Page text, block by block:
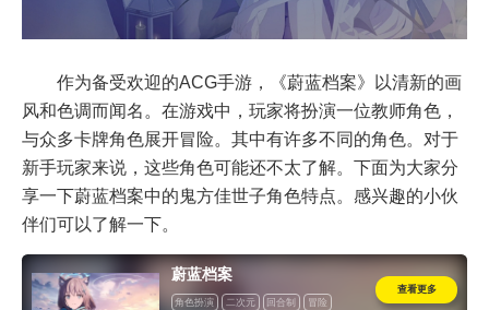
作为备受欢迎的ACG手游，《蔚蓝档案》以清新的画
风和色调而闻名。在游戏中，玩家将扮演一位教师角色，
与众多卡牌角色展开冒险。其中有许多不同的角色。对于
新手玩家来说，这些角色可能还不太了解。下面为大家分
享一下蔚蓝档案中的鬼方佳世子角色特点。感兴趣的小伙
伴们可以了解一下。
蔚蓝档案
角色扮演 二次元 回合制
冒险
查看更多